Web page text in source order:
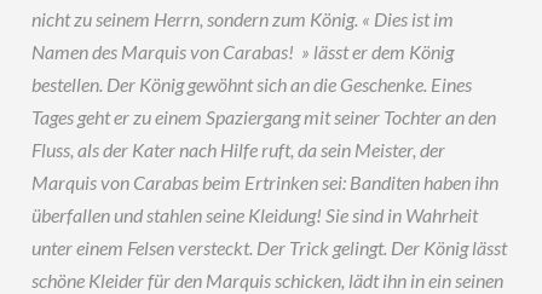
nicht zu seinem Herrn, sondern zum König. « Dies ist im
Namen des Marquis von Carabas! » lässt er dem König
bestellen. Der König gewöhnt sich an die Geschenke. Eines
Tages geht er zu einem Spaziergang mit seiner Tochter an den
Fluss, als der Kater nach Hilfe ruft, da sein Meister, der
Marquis von Carabas beim Ertrinken sei: Banditen haben ihn
überfallen und stahlen seine Kleidung! Sie sind in Wahrheit
unter einem Felsen versteckt. Der Trick gelingt. Der König lässt
schöne Kleider für den Marquis schicken, lädt ihn in ein seinen